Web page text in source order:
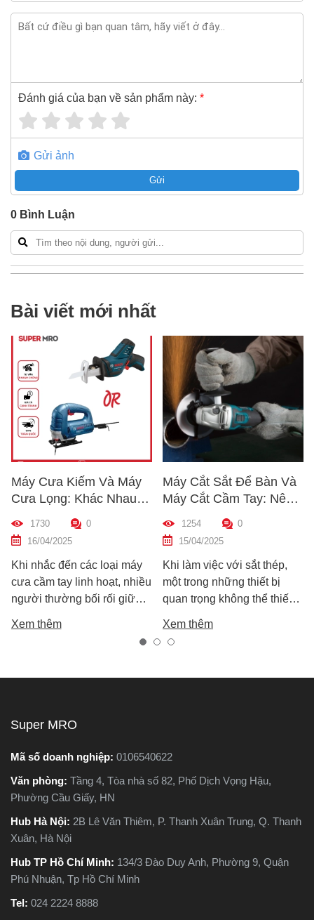
Đánh giá của bạn về sản phẩm này: *
Gửi ảnh
Gửi
0 Bình Luận
Bài viết mới nhất
Kiếm Và Máy
Khác Nhau
Nào? Hướng
Máy Phù Hợp
0
2025
đến các loại máy
tay linh hoạt, nhiều
thường bối rối giữa
cưa lọng. Cả hai
lý hoạt động và ứng
tế. Vậy máy cưa
thế nào? Loại nào
hợp với công việc
hơn? Hãy cùng
MRO tìm hiểu chi tiết
Máy Cắt Sắt Để Bàn Và
Máy Cắt Cầm Tay: Nên
Chọn Loại Nào Phù Hợp
0
15/04/2025
Khi làm việc với sắt thép,
một trong những thiết bị
quan trọng không thể thiếu
nhiên, trên thị trường hiện
nay có hai dòng phổ biến là
giúp bạn hiểu rõ sự khác
điểm và tư vấn chọn lựa
nhu cầu sử dụng thực tế.
Xem thêm
Cách
Chất
Hướng
nhanh
khoan
Super MRO
Mã số doanh nghiệp: 0106540622
Văn phòng: Tầng 4, Tòa nhà số 82, Phố Dịch Vọng Hậu,
Phường Cầu Giấy, HN
Hub Hà Nội: 2B Lê Văn Thiêm, P. Thanh Xuân Trung, Q. Thanh
Xuân, Hà Nội
Hub TP Hồ Chí Minh: 134/3 Đào Duy Anh, Phường 9, Quận
Phú Nhuận, Tp Hồ Chí Minh
Tel: 024 2224 8888